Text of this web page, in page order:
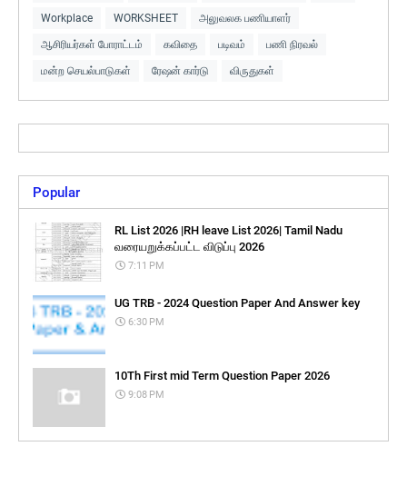
Workplace WORKSHEET அலுவலக பணியாளர்
ஆசிரியர்கள் போராட்டம் கவிதை படிவம் பணி நிரவல்
மன்ற செயல்பாடுகள் ரேஷன் கார்டு விருதுகள்
Popular
RL List 2026 |RH leave List 2026| Tamil Nadu
வரையறுக்கப்பட்ட விடுப்பு 2026
7:11 PM
UG TRB - 2024 Question Paper And Answer key
6:30 PM
10Th First mid Term Question Paper 2026
9:08 PM